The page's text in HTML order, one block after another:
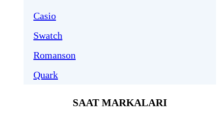
Casio
Swatch
Romanson
Quark
SAAT MARKALARI